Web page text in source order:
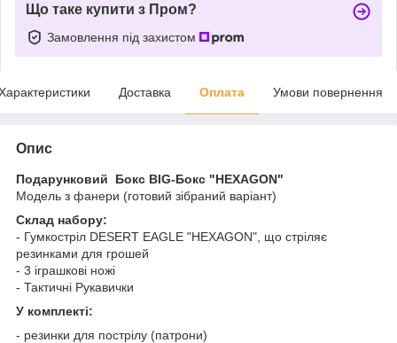
Що таке купити з Пром?
Замовлення під захистом
Доставка Оплата Умови повернення
Опис
Подарунковий Бокс BIG-Бокс "HEXAGON"
Модель з фанери (готовий зібраний варіант)
Склад набору:
- Гумкостріл DESERT EAGLE "HEXAGON", що стріляє
резинками для грошей
- 3 іграшкові ножі
- Тактичні Рукавички
У комплекті:
- резинки для пострілу (патрони)